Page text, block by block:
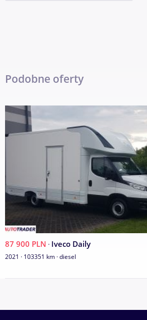
nachylenia siedziska fotela kierowcy +
boczne obrysowe. Owiewka dachowa +
Kabina 2 osoby. Koło zapasowe.
Pełna dokumentacja. Serwisowany.
FAKTURA VAT. CENA NETTO + 23% VAT.
Krajowy - zarejestrowany, ubezpieczony.
Kupujący zwolniony z opłaty skarbowej.
MOŻLIWOŚĆ SPRZEDAŻY RATALNEJ-
55 lub 0-
Podobne oferty
87 900 PLN · Iveco Daily
2021 · 103351 km · diesel